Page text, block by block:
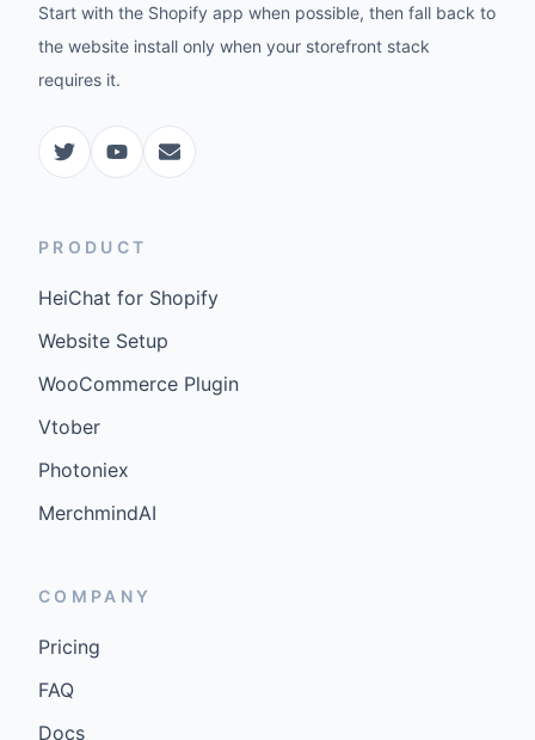
Start with the Shopify app when possible, then fall back to
the website install only when your storefront stack
requires it.
PRODUCT
HeiChat for Shopify
Website Setup
WooCommerce Plugin
Vtober
Photoniex
MerchmindAI
COMPANY
Pricing
FAQ
Docs